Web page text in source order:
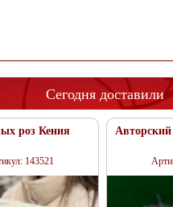
Сегодня доставили
роз Кения
143521